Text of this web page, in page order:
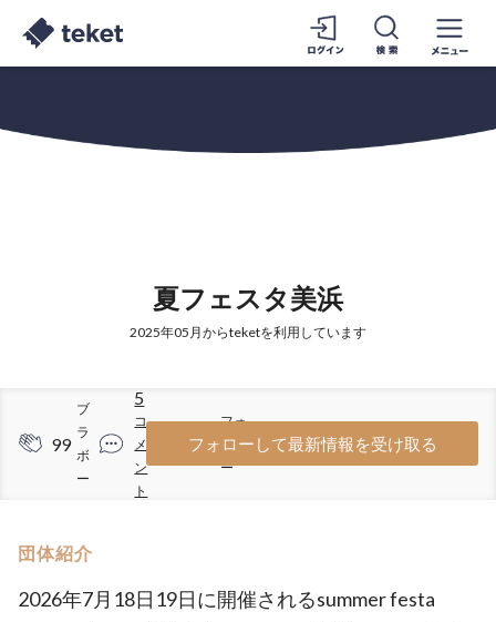
夏フェスタ美浜
2025年05月からteketを利用しています
99
ブ
ラ
ボ
ー
5
コ
メ
ン
ト
35
フォ
ロワ
ー
フォローして最新情報を受け取る
団体紹介
2026年7月18日19日に開催されるsummer festa